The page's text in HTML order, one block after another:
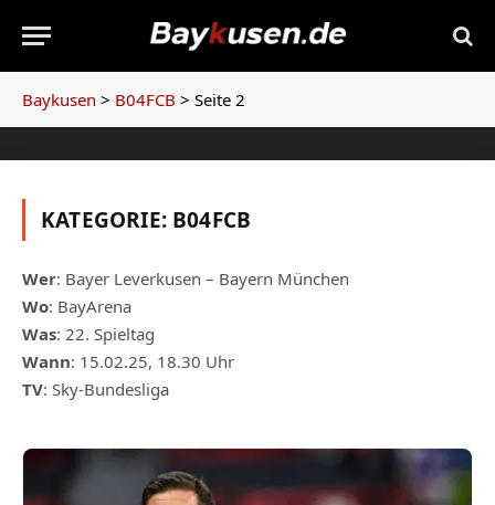
Baykusen > B04FCB > Seite 2
KATEGORIE: B04FCB
Wer: Bayer Leverkusen – Bayern München
Wo: BayArena
Was: 22. Spieltag
Wann: 15.02.25, 18.30 Uhr
TV: Sky-Bundesliga